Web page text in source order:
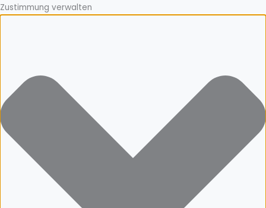
Zustimmung verwalten